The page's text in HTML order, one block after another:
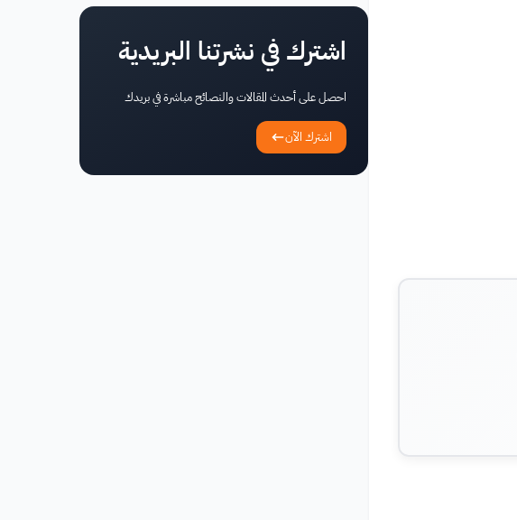
اشترك في نشرتنا البريدية
احصل على أحدث المقالات والنصائح مباشرة في بريدك
اشترك الآن